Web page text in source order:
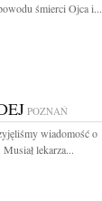
śmierci Ojca i...
POZNAŃ
wiadomość o
lekarza...